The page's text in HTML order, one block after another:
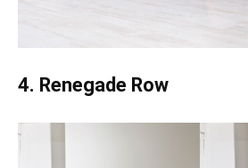
4. Renegade Row